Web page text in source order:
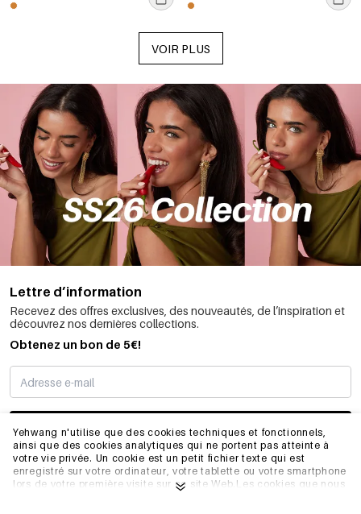
Yehwang n'utilise que des cookies techniques et fonctionnels,
ainsi que des cookies analytiques qui ne portent pas atteinte à
votre vie privée. Un cookie est un petit fichier texte qui est
enregistré sur votre ordinateur, votre tablette ou votre smartphone
lors de votre première visite sur ce site Web.Les cookies que nous
VOIR PLUS
Lettre d’information
Recevez des offres exclusives, des nouveautés, de l’inspiration et
découvrez nos dernières collections.
Obtenez un bon de 5€!
JE M’INSCRIS
INFORMATIONS